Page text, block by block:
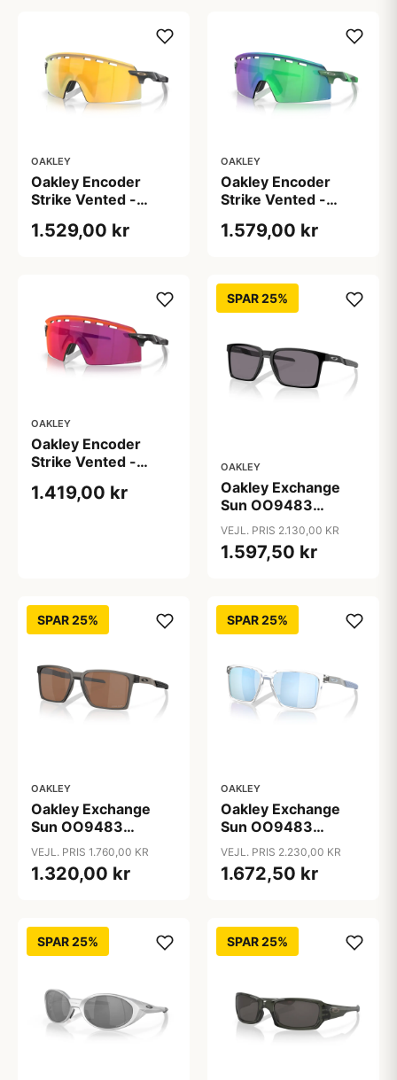
OAKLEY
Oakley Encoder
Strike Vented -
24k - Sort
1.529,00 kr
OAKLEY
Oakley Encoder
Strike Vented -
Jade - Gamma
1.579,00 kr
OAKLEY
Oakley Encoder
Strike Vented -
Road - Mat Sort
1.419,00 kr
SPAR 25%
OAKLEY
Oakley Exchange
Sun OO9483
Solbriller -
Firkantede Sort
Polariserede Linser
VEJL. PRIS 2.130,00 KR
1.597,50 kr
SPAR 25%
OAKLEY
Oakley Exchange
Sun OO9483
Solbriller -
Firkantede Sort
Spejlede Linser
VEJL. PRIS 1.760,00 KR
1.320,00 kr
SPAR 25%
OAKLEY
Oakley Exchange
Sun OO9483
Solbriller -
Firkantede
Transparent
VEJL. PRIS 2.230,00 KR
1.672,50 kr
SPAR 25% SPAR 25%